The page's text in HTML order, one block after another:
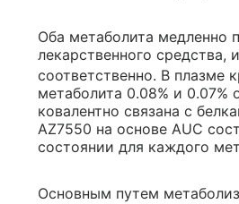
Оба метаболита медленно
лекарственного средства,
соответственно. В плазме
метаболита 0.08% и
ковалентно связана с
AZ7550 на основе AUC
состоянии для каждого
Основным путем